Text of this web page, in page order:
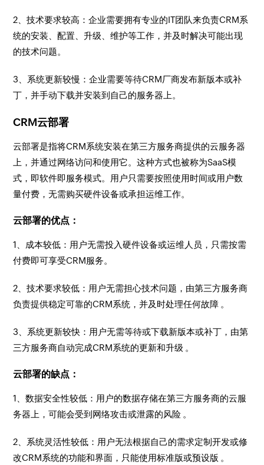
2、技术要求较高：企业需要拥有专业的IT团队来负责CRM系
统的安装、配置、升级、维护等工作，并及时解决可能出现
的技术问题。
3、系统更新较慢：企业需要等待CRM厂商发布新版本或补
丁，并手动下载并安装到自己的服务器上。
CRM云部署
云部署是指将CRM系统安装在第三方服务商提供的云服务器
上，并通过网络访问和使用它。这种方式也被称为SaaS模
式，即软件即服务模式。用户只需要按照使用时间或用户数
量付费，无需购买硬件设备或承担运维工作。
云部署的优点：
1、成本较低：用户无需投入硬件设备或运维人员，只需按需
付费即可享受CRM服务。
2、技术要求较低：用户无需担心技术问题，由第三方服务商
负责提供稳定可靠的CRM系统，并及时处理任何故障 。
3、系统更新较快：用户无需等待或下载新版本或补丁，由第
三方服务商自动完成CRM系统的更新和升级 。
云部署的缺点：
1、数据安全性较低：用户的数据存储在第三方服务商的云服
务器上，可能会受到网络攻击或泄露的风险 。
2、系统灵活性较低：用户无法根据自己的需求定制开发或修
改CRM系统的功能和界面，只能使用标准版或预设版 。